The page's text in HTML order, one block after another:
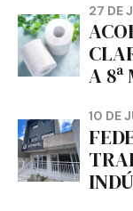
da
27 DE
A 8ª
10 DE